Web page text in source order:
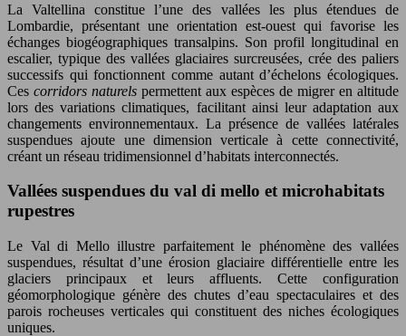
La Valtellina constitue l’une des vallées les plus étendues de
Lombardie, présentant une orientation est-ouest qui favorise les
échanges biogéographiques transalpins. Son profil longitudinal en
escalier, typique des vallées glaciaires surcreusées, crée des paliers
successifs qui fonctionnent comme autant d’échelons écologiques.
Ces corridors naturels permettent aux espèces de migrer en altitude
lors des variations climatiques, facilitant ainsi leur adaptation aux
changements environnementaux. La présence de vallées latérales
suspendues ajoute une dimension verticale à cette connectivité,
créant un réseau tridimensionnel d’habitats interconnectés.
Vallées suspendues du val di mello et microhabitats
rupestres
Le Val di Mello illustre parfaitement le phénomène des vallées
suspendues, résultat d’une érosion glaciaire différentielle entre les
glaciers principaux et leurs affluents. Cette configuration
géomorphologique génère des chutes d’eau spectaculaires et des
parois rocheuses verticales qui constituent des niches écologiques
uniques.